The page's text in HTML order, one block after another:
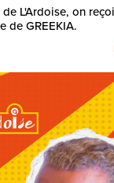
L'Ardoise, on
de GREEKIA.